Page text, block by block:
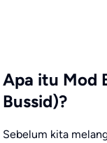
Apa itu Mod
Bussid)?
Sebelum kita